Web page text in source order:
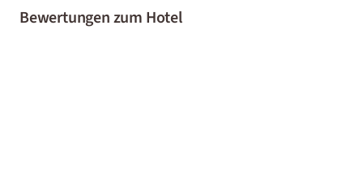
Bewertungen zum Hotel